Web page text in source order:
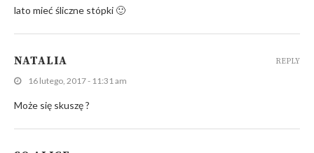
lato mieć śliczne stópki 🙂
NATALIA
16 lutego, 2017 - 11:31 am
Może się skuszę ?
REPLY